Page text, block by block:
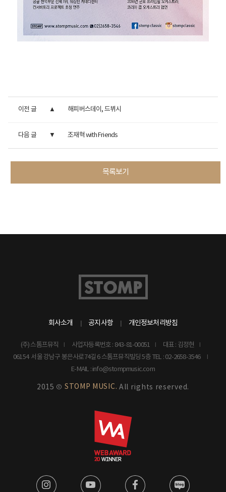
이전 글 해피버스데이, 드뷔시
다음 글 조재혁 with Friends
목록보기
회사소개 공지사항 개인정보처리방침
(주) 스톰프뮤직 사업자등록번호 : 843-81-00051
대표 : 김정현
06154 서울 강남구 봉은사로74길 6 스톰프뮤직빌딩 5층 TEL : 02-2658-3546
E-MAIL : info@stompmusic.com
2015 © STOMP MUSIC. All rights reserved.